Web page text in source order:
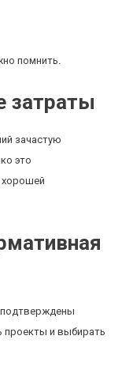
помнить.
затраты
зачастую
это
хорошей
подтверждены
проекты и выбирать